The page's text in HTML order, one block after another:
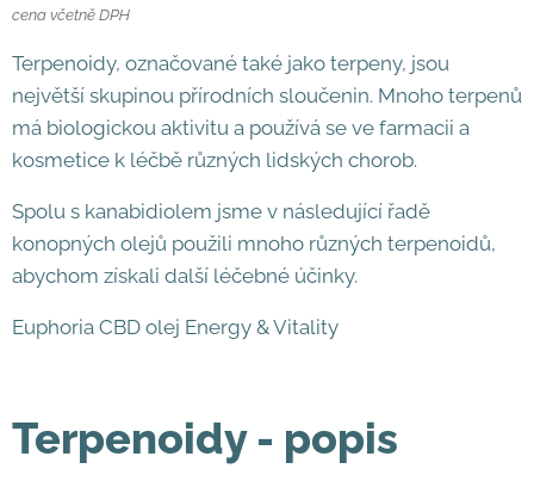
cena včetně DPH
Terpenoidy, označované také jako terpeny, jsou
největší skupinou přírodních sloučenin. Mnoho terpenů
má biologickou aktivitu a používá se ve farmacii a
kosmetice k léčbě různých lidských chorob.
Spolu s kanabidiolem jsme v následující řadě
konopných olejů použili mnoho různých terpenoidů,
abychom získali další léčebné účinky.
Euphoria CBD olej Energy & Vitality
Terpenoidy - popis